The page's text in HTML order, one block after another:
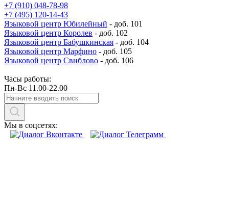
+7 (910) 048-78-98
+7 (495) 120-14-43
Языковой центр Юбилейный - доб. 101
Языковой центр Королев - доб. 102
Языковой центр Бабушкинская - доб. 104
Языковой центр Марфино - доб. 105
Языковой центр Свиблово - доб. 106
Часы работы:
Пн-Вс 11.00-22.00
Мы в соцсетях: